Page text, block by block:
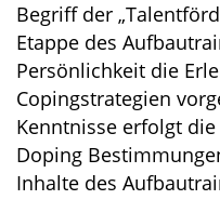
Begriff der
Etappe des
Persönlichkeit die
Copingstrategien
Kenntnisse erfolgt
Doping
Inhalte des